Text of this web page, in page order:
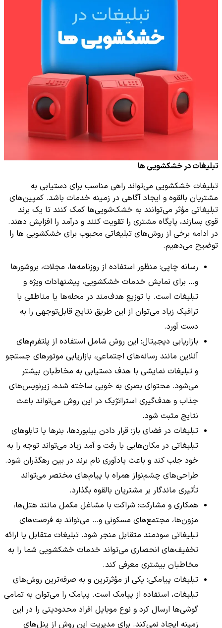
تبلیغات در خشکشویی ها
تبلیغات خشکشویی می‌تواند راهی مناسب برای دستیابی به
مشتریان بالقوه و ایجاد آگاهی در زمینه خدمات باشد. کمپین‌های
تبلیغاتی مؤثر می‌توانند به خشک‌شویی‌ها کمک کنند تا یک برند
قوی بسازند، پایگاه مشتری را تقویت کنند و درآمد را افزایش دهند.
در ادامه برخی از روش‌های تبلیغاتی محبوب برای خشکشویی ها را
توضیح می‌دهیم.
رسانه چاپی: منظور استفاده از روزنامه‌ها، مجلات، بروشورها
و… برای نمایش خدمات خشکشویی، پیشنهادات ویژه و
تبلیغات است. با توزیع هدف‌مند در محله‌ها یا مناطقی با
ترافیک زیاد می‌توان از این طریق نتایج قابل‌توجهی را به
دست آورد.
بازاریابی دیجیتال: این روش شامل استفاده از پلتفرم‌های
آنلاین مانند رسانه‌های اجتماعی، بازاریابی موتورهای جستجو
و تبلیغات نمایشی با هدف دستیابی به مخاطبان بیشتر
می‌شود. محتوای بصری به خوبی ساخته شده، زیرنویس‌های
جذاب و هدف‌گیری استراتژیک در این روش می‌تواند باعث
نتایج مثبت شود.
تبلیغات در فضای باز: قرار دادن بیلبوردها، بنرها یا تابلوهای
تبلیغاتی در مکان‌هایی با رفت و آمد زیاد می‌تواند توجه را به
خود جلب کند و باعث یادآوری نام برند در بین رهگذران شود.
طراحی‌های چشم‌نواز همراه با پیام‌های مختصر می‌تواند
تأثیری ماندگار بر مشتریان بالقوه بگذارد.
همکاری و مشارکت: شراکت با مشاغل مکمل مانند هتل‌ها،
مزون‌ها، مجتمع‌های مسکونی و… می‌تواند به فرصت‌های
تبلیغاتی سودمند متقابل منجر شود. تبلیغات متقابل یا ارائه
تخفیف‌های انحصاری می‌تواند خدمات خشکشویی شما را به
مخاطبان بیشتری معرفی کند.
تبلیغات پیامکی: یکی از مؤثرترین و به صرفه‌ترین روش‌های
تبلیغات، استفاده از پیامک است. پیامک را می‌توان به تمامی
گوشی‌ها ارسال کرد و نوع موبایل افراد محدودیتی را در این
زمینه ایجاد نمی‌کند. برای مدیریت این روش از پنل‌های